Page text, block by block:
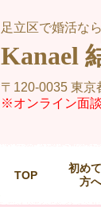
足立区で婚活なら
Kanael
〒120-0035 東
※オンライン面談
TOP
初め
方へ